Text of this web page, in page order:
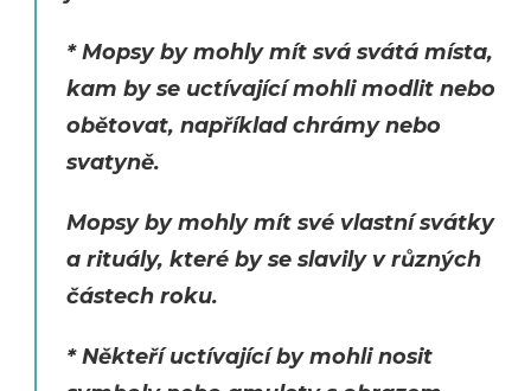
* Mopsy by mohly mít svá svátá místa,
kam by se uctívající mohli modlit nebo
obětovat, například chrámy nebo
svatyně.
Mopsy by mohly mít své vlastní svátky
a rituály, které by se slavily v různých
částech roku.
* Někteří uctívající by mohli nosit